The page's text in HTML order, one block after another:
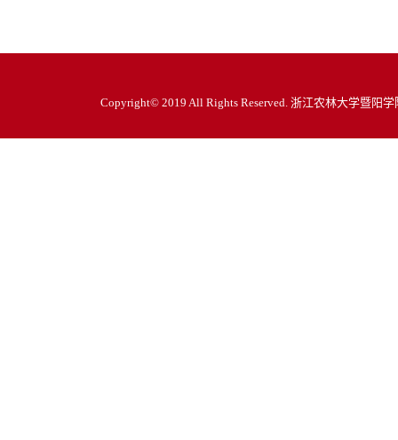
Copyright© 2019 All Rights Reserved. 浙江农林大学暨